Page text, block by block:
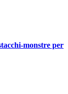
monstre per